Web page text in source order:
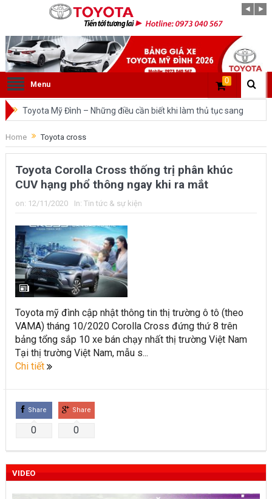
Menu 0
Toyota Mỹ Đình – Những điều cần biết khi làm thủ tục sang
tên ô tô trong cùng tỉnh.
So sánh Toyota Veloz Cross và Toyota Innova: Nên chọn xe
nào?
Đánh giá tổng quan về xe Toyota Veloz Cross 2022 HOT
Những dòng xe của Toyota đang chiếm lĩnh tại thị trường
Việt Nam?
Toyota Việt Nam chính thức ra mắt Toyota Fortuner 2022 và
Land cruiser 2022 phiên bản mới
Toyota Raize phân khúc SUV cỡ nhỏ mới hứa hẹn nhiều đột
phá
“Bật mí” những thay đổi của Toyota Land Cruiser 2021 vừa
Những dòng xe Toyota đang phổ biến nhất trên thị trường
khúc C – SUV?
Home Toyota cross
Toyota Corolla Cross thống trị phân khúc
CUV hạng phổ thông ngay khi ra mắt
on: 12/11/2020 In: Tin tức & sự kiện
Toyota mỹ đình cập nhật thông tin thị trường ô tô (theo
VAMA) tháng 10/2020 Corolla Cross đứng thứ 8 trên
bảng tổng sắp 10 xe bán chạy nhất thị trường Việt Nam
Tại thị trường Việt Nam, mẫu s...
Chi tiết
Share
0
Share
0
VIDEO